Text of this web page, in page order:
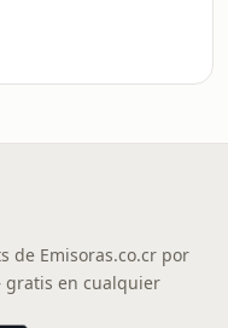
de Emisoras.co.cr por
en cualquier